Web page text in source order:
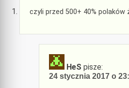
czyli przed 500+ 40% polaków
HeS pisze:
24 stycznia 2017 o